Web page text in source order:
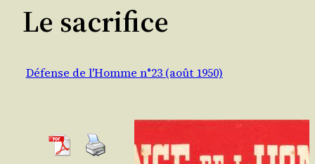
Le sacrifice
Défense de l'Homme n°23 (août 1950)